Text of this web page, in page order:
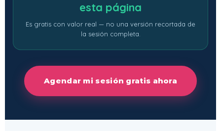
esta página
Es gratis con valor real — no una versión recortada de
la sesión completa.
Agendar mi sesión gratis ahora